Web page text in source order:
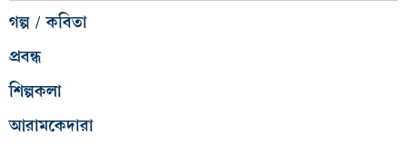
গল্প / কবিতা
প্রবন্ধ
শিল্পকলা
আরামকেদারা